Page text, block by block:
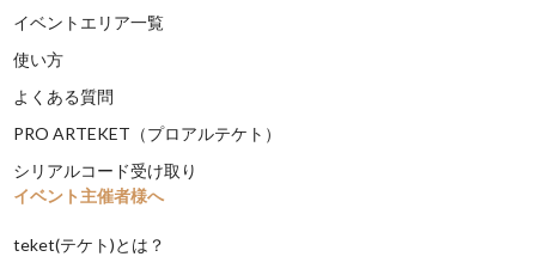
イベントエリア一覧
使い方
よくある質問
PRO ARTEKET（プロアルテケト）
シリアルコード受け取り
イベント主催者様へ
teket(テケト)とは？